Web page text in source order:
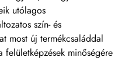
utólagos
szín- és
most új termékcsaláddal
felületképzések minőségére